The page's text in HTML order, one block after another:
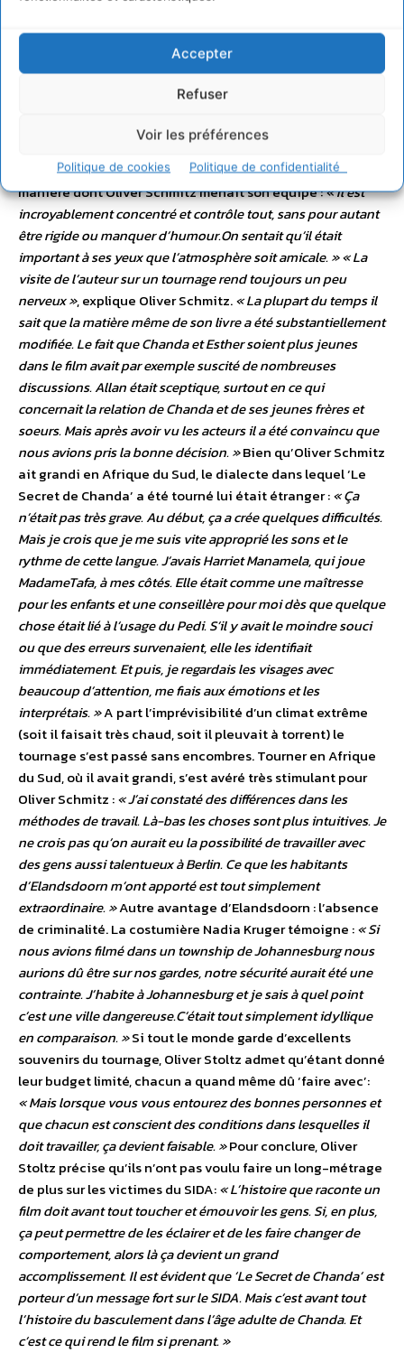
Accepter
Refuser
Voir les préférences
Politique de cookies Politique de confidentialité
sang-froid, nous l’aurions tous perdu. Oliver prenait
systématiquement le temps d’expliquer ce qu’il avait en tête,
et il n’arrêtait de tourner que lorsqu’il avait obtenu ce qu’il
voulait. Parfois c’était éreintant. Mais Oliver est un merveilleux
réalisateur et un homme charmant. »Allan Stratton, l’auteur
du livre, s’est rendu sur le tournage pendant quelques
jours en décembre 2009. Il a été impressionné par la
manière dont Oliver Schmitz menait son équipe :« Il est
incroyablement concentré et contrôle tout, sans pour autant
être rigide ou manquer d’humour.On sentait qu’il était
important à ses yeux que l’atmosphère soit amicale. »« La
visite de l’auteur sur un tournage rend toujours un peu
nerveux », explique Oliver Schmitz.« La plupart du temps il
sait que la matière même de son livre a été substantiellement
modifiée. Le fait que Chanda et Esther soient plus jeunes
dans le film avait par exemple suscité de nombreuses
discussions. Allan était sceptique, surtout en ce qui
concernait la relation de Chanda et de ses jeunes frères et
soeurs. Mais après avoir vu les acteurs il a été convaincu que
nous avions pris la bonne décision. »Bien qu’Oliver Schmitz
ait grandi en Afrique du Sud, le dialecte dans lequel ‘Le
Secret de Chanda’ a été tourné lui était étranger :« Ça
n’était pas très grave. Au début, ça a crée quelques difficultés.
Mais je crois que je me suis vite approprié les sons et le
rythme de cette langue. J’avais Harriet Manamela, qui joue
MadameTafa, à mes côtés. Elle était comme une maîtresse
pour les enfants et une conseillère pour moi dès que quelque
chose était lié à l’usage du Pedi. S’il y avait le moindre souci
ou que des erreurs survenaient, elle les identifiait
immédiatement. Et puis, je regardais les visages avec
beaucoup d’attention, me fiais aux émotions et les
interprétais. »A part l’imprévisibilité d’un climat extrême
(soit il faisait très chaud, soit il pleuvait à torrent) le
tournage s’est passé sans encombres. Tourner en Afrique
du Sud, où il avait grandi, s’est avéré très stimulant pour
Oliver Schmitz :« J’ai constaté des différences dans les
méthodes de travail. Là-bas les choses sont plus intuitives. Je
ne crois pas qu’on aurait eu la possibilité de travailler avec
des gens aussi talentueux à Berlin. Ce que les habitants
d’Elandsdoorn m’ont apporté est tout simplement
extraordinaire. »Autre avantage d’Elandsdoorn : l’absence
de criminalité. La costumière Nadia Kruger témoigne :« Si
nous avions filmé dans un township de Johannesburg nous
aurions dû être sur nos gardes, notre sécurité aurait été une
contrainte. J’habite à Johannesburg et je sais à quel point
c’est une ville dangereuse.C’était tout simplement idyllique
en comparaison. »Si tout le monde garde d’excellents
souvenirs du tournage, Oliver Stoltz admet qu’étant donné
leur budget limité, chacun a quand même dû ‘faire avec’:
« Mais lorsque vous vous entourez des bonnes personnes et
que chacun est conscient des conditions dans lesquelles il
doit travailler, ça devient faisable. »Pour conclure, Oliver
Stoltz précise qu’ils n’ont pas voulu faire un long-métrage
de plus sur les victimes du SIDA:« L’histoire que raconte un
film doit avant tout toucher et émouvoir les gens. Si, en plus,
ça peut permettre de les éclairer et de les faire changer de
comportement, alors là ça devient un grand
accomplissement. Il est évident que ‘Le Secret de Chanda’ est
porteur d’un message fort sur le SIDA. Mais c’est avant tout
l’histoire du basculement dans l’âge adulte de Chanda. Et
c’est ce qui rend le film si prenant. »